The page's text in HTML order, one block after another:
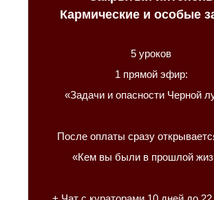
5 уроков
1 прямой эфир:
«Задачи и опасности Черной
После оплаты сразу
«Кем вы были в прошлой
Кармические и особые